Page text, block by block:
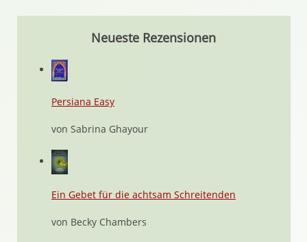
Neueste Rezensionen
Persiana Easy
von Sabrina Ghayour
Ein Gebet für die achtsam Schreitenden
von Becky Chambers